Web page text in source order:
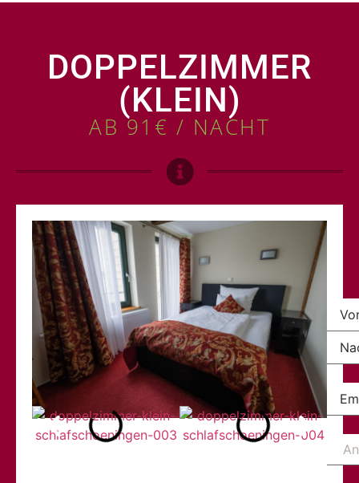
DOPPELZIMMER
(KLEIN)
AB91€ / NACHT